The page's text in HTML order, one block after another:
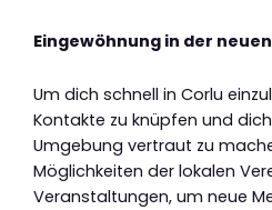
Eingewöhnung in der
Um dich schnell in Corlu
Kontakte zu knüpfen und
Umgebung vertraut zu
Möglichkeiten der lokalen
Veranstaltungen, um neue